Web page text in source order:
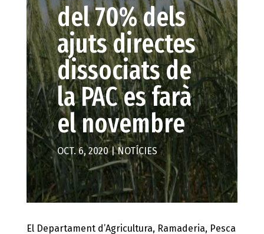
del 70% dels
ajuts directes
dissociats de
la PAC es farà
el novembre
OCT. 6, 2020|NOTÍCIES
El Departament d’Agricultura, Ramaderia, Pesca